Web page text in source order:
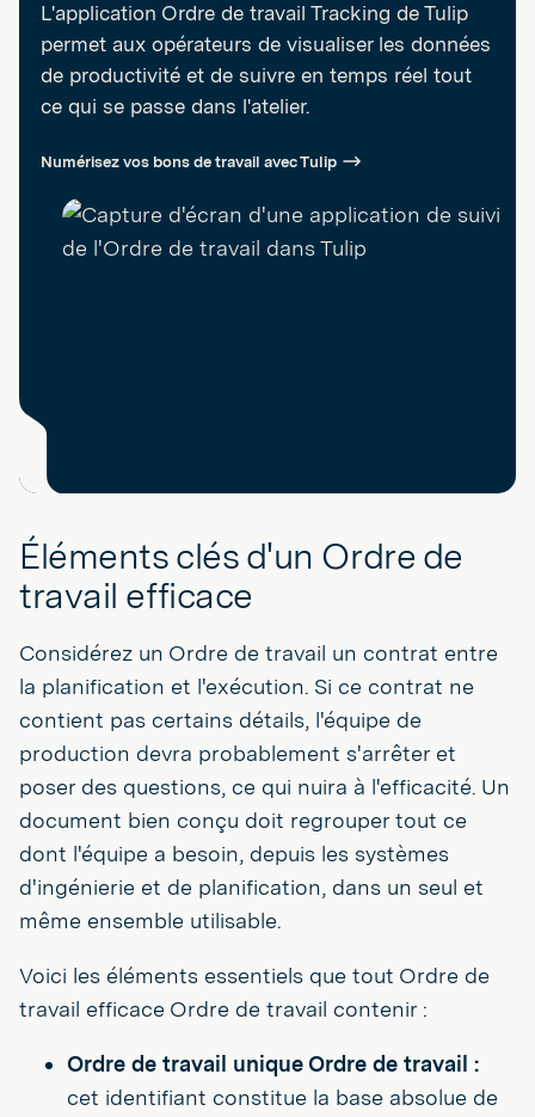
L'application Ordre de travail Tracking de Tulip
permet aux opérateurs de visualiser les données
de productivité et de suivre en temps réel tout
ce qui se passe dans l'atelier.
Numérisez vos bons de travail avec Tulip
Éléments clés d'un Ordre de
travail efficace
Considérez un Ordre de travail un contrat entre
la planification et l'exécution. Si ce contrat ne
contient pas certains détails, l'équipe de
production devra probablement s'arrêter et
poser des questions, ce qui nuira à l'efficacité. Un
document bien conçu doit regrouper tout ce
dont l'équipe a besoin, depuis les systèmes
d'ingénierie et de planification, dans un seul et
même ensemble utilisable.
Voici les éléments essentiels que tout Ordre de
travail efficace Ordre de travail contenir :
Ordre de travail unique Ordre de travail :
cet identifiant constitue la base absolue de